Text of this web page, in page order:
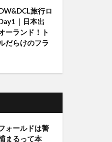
旅行ロ
｜日本出
ーランド！ト
だらけのフラ
ォールドは警
まるって本